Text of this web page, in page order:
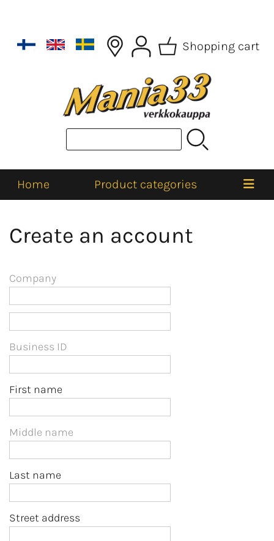
Shopping cart
Home Product categories
Create an account
Company
Business ID
First name
Middle name
Last name
Street address